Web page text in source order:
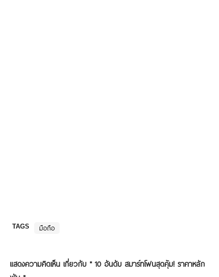
TAGS มือถือ
แสดงความคิดเห็น เกี่ยวกับ " 10 อันดับ สมาร์ทโฟนสุดคุ้ม! ราคาหลัก